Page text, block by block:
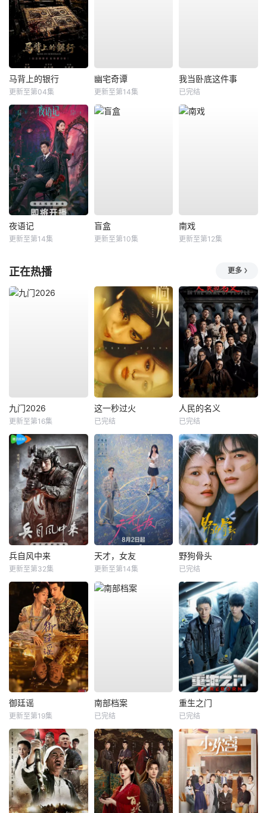
马背上的银行
更新至第04集
幽宅奇谭
更新至第14集
我当卧底这件事
已完结
夜语记
更新至第14集
盲盒
更新至第10集
南戏
更新至第12集
正在热播 更多
九门2026
更新至第16集
这一秒过火
已完结
人民的名义
已完结
兵自风中来
更新至第32集
天才，女友
更新至第14集
野狗骨头
已完结
御廷谣
更新至第19集
南部档案
已完结
重生之门
已完结